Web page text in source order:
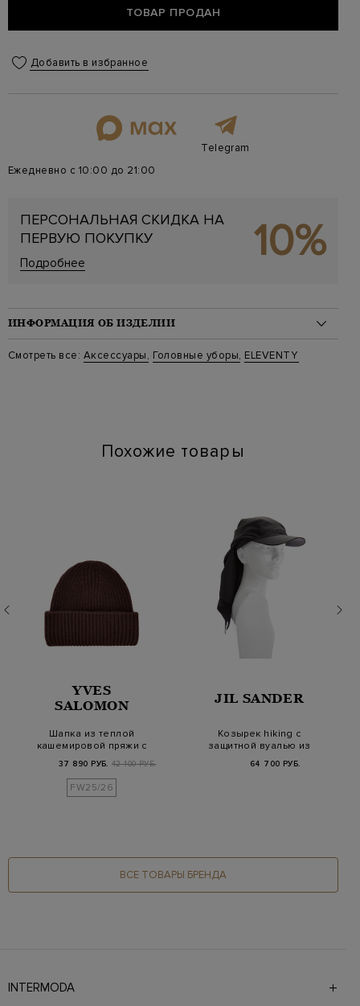
ТОВАР ПРОДАН
Добавить в избранное
Telegram
Ежедневно с 10:00 до 21:00
ПЕРСОНАЛЬНАЯ СКИДКА НА
ПЕРВУЮ ПОКУПКУ
Подробнее 10%
ИНФОРМАЦИЯ ОБ ИЗДЕЛИИ
Материал: шелк 40%, лен 40%, полиамид 16%, полиэстер 4%
Стиль: Бейсболки
Смотреть все: Аксессуары, Головные уборы, ELEVENTY
Похожие товары
YVES
SALOMON
Шапка из теплой
кашемировой пряжи с
37 890 РУБ. 42 100 РУБ.
FW25/26
JIL SANDER
Козырек hiking с
защитной вуалью из
64 700 РУБ.
ВСЕ ТОВАРЫ БРЕНДА
INTERMODA